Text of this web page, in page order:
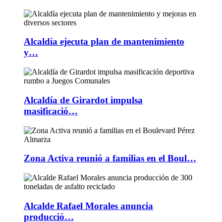
Alcaldía ejecuta plan de mantenimiento
y…
Alcaldía de Girardot impulsa
masificació…
Zona Activa reunió a familias en el Boul…
Alcalde Rafael Morales anuncia
producció…